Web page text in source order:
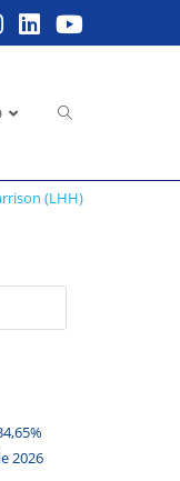
Alternar
do
(LHH)
a
2026